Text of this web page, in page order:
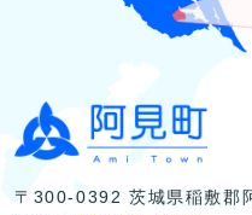
〒300-0392 茨城県稲敷郡